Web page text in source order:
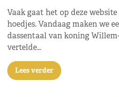
Vaak gaat het op deze
hoedjes. Vandaag maken we
dassentaal van koning
vertelde…
Lees verder